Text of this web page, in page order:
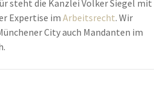
steht die Kanzlei Volker Siegel mit
Expertise im Arbeitsrecht. Wir
City auch Mandanten im